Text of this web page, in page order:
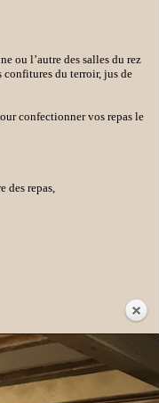
ou l’autre des salles du rez
confitures du terroir, jus de
confectionner vos repas le
des repas,